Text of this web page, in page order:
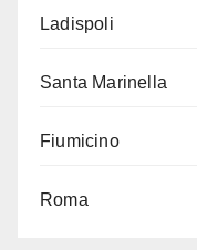
Ladispoli
Santa Marinella
Fiumicino
Roma